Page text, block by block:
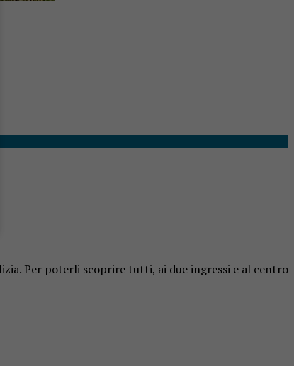
Per poterli scoprire tutti, ai due ingressi e al centro